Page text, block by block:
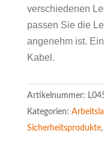
verschiedenen
passen Sie die
angenehm ist.
Kabel.
Artikelnummer:
Kategorien:
Sicherheitsprodukte,